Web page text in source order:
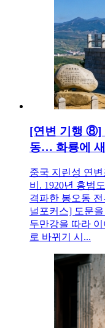
[연변 기행 ⑧]
동… 화룡에
중국 지린성 연
비. 1920년 홍범
격파한 봉오동
널포커스] 도문
두만강을 따라
로 바뀌기 시...